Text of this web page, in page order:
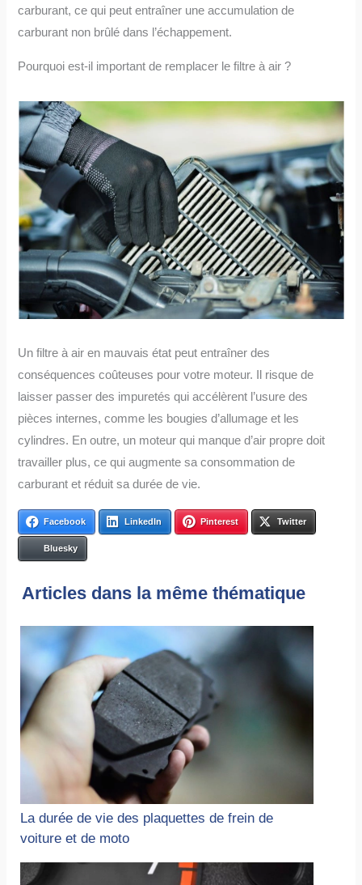
carburant, ce qui peut entraîner une accumulation de
carburant non brûlé dans l’échappement.
Pourquoi est-il important de remplacer le filtre à air ?
Un filtre à air en mauvais état peut entraîner des
conséquences coûteuses pour votre moteur. Il risque de
laisser passer des impuretés qui accélèrent l’usure des
pièces internes, comme les bougies d’allumage et les
cylindres. En outre, un moteur qui manque d’air propre doit
travailler plus, ce qui augmente sa consommation de
carburant et réduit sa durée de vie.
Facebook LinkedIn Pinterest Twitter
Bluesky
Articles dans la même thématique
La durée de vie des plaquettes de frein de
voiture et de moto